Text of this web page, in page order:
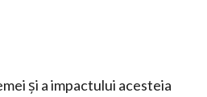
și a impactului acesteia